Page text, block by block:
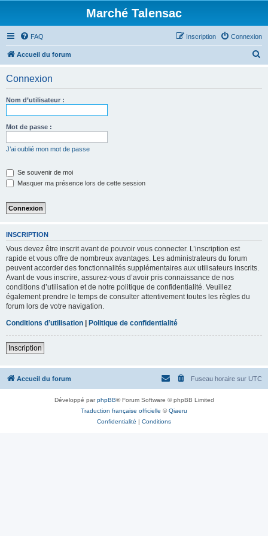
Marché Talensac
FAQ Connexion
Inscription
Accueil du forum
Connexion
Nom d’utilisateur :
Mot de passe :
J’ai oublié mon mot de passe
Se souvenir de moi
Masquer ma présence lors de cette session
INSCRIPTION
Vous devez être inscrit avant de pouvoir vous connecter. L’inscription est
rapide et vous offre de nombreux avantages. Les administrateurs du forum
peuvent accorder des fonctionnalités supplémentaires aux utilisateurs inscrits.
Avant de vous inscrire, assurez-vous d’avoir pris connaissance de nos
conditions d’utilisation et de notre politique de confidentialité. Veuillez
également prendre le temps de consulter attentivement toutes les règles du
forum lors de votre navigation.
Conditions d’utilisation | Politique de confidentialité
Inscription
Accueil du forum Fuseau horaire sur UTC
Développé parphpBB® Forum Software © phpBB Limited
Traduction française officielle ©Qiaeru
Confidentialité | Conditions